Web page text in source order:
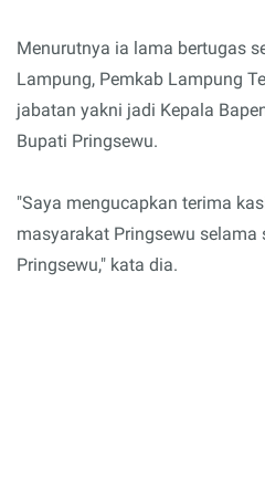
Menurutnya ia lama bertugas
Lampung, Pemkab Lampung
jabatan yakni jadi Kepala
Bupati Pringsewu.
"Saya mengucapkan terima
masyarakat Pringsewu
Pringsewu," kata dia.